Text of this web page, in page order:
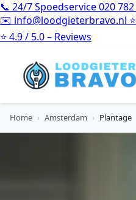
📞 24/7 Spoedservice020
✉️ info@loodgieterbravo.nl ⭐
⭐ 4.9 / 5.0 – Reviews
Home › Amsterdam › Plantage